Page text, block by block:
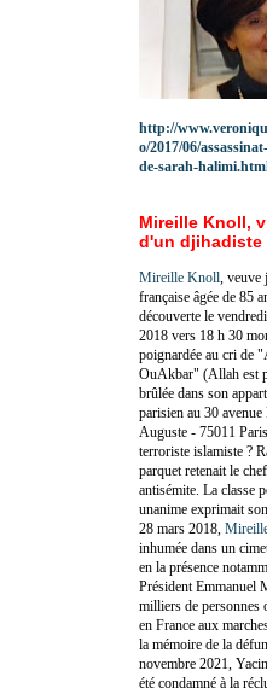
http://
o/2017/06/
de-sarah-
Mireille Knoll,
d'un djihadiste
Mireille Knoll ,
française âgée de 85
découverte le
2018 vers 18 h 30
poignardée au cri de
OuAkbar" (Allah est
brûlée dans son
parisien au 30
Auguste - 75011
terroriste islamiste ?
parquet retenait le
antisémite. La classe
unanime exprimait
28 mars 2018,
inhumée dans un
en la présence
Président Emmanuel
milliers de personnes
en France aux
la mémoire de la
novembre 2021,
été condamné à la